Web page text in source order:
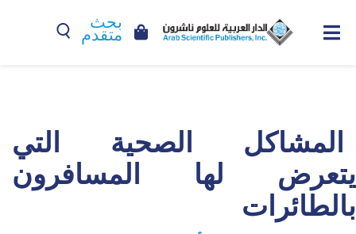
بحث
متقدم
المشاكل الصحية التي
يتعرض لها المسافرون
بالطائرات